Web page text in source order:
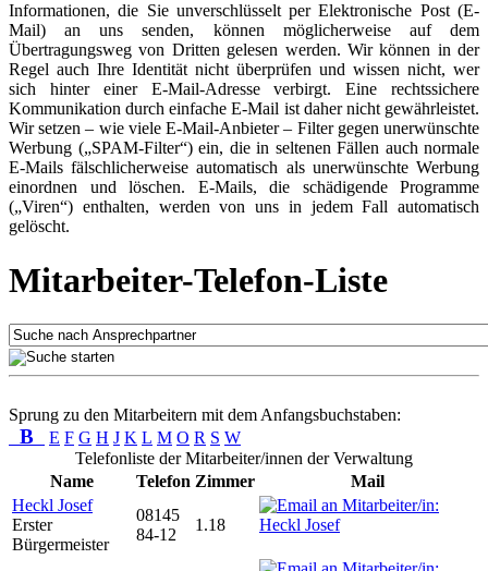
Informationen, die Sie unverschlüsselt per Elektronische Post (E-
Mail) an uns senden, können möglicherweise auf dem
Übertragungsweg von Dritten gelesen werden. Wir können in der
Regel auch Ihre Identität nicht überprüfen und wissen nicht, wer
sich hinter einer E-Mail-Adresse verbirgt. Eine rechtssichere
Kommunikation durch einfache E-Mail ist daher nicht gewährleistet.
Wir setzen – wie viele E-Mail-Anbieter – Filter gegen unerwünschte
Werbung („SPAM-Filter“) ein, die in seltenen Fällen auch normale
E-Mails fälschlicherweise automatisch als unerwünschte Werbung
einordnen und löschen. E-Mails, die schädigende Programme
(„Viren“) enthalten, werden von uns in jedem Fall automatisch
gelöscht.
Mitarbeiter-Telefon-Liste
Sprung zu den Mitarbeitern mit dem Anfangsbuchstaben:
B E F G H J K L M O R S W
Telefonliste der Mitarbeiter/innen der Verwaltung
Name
Telefon Zimmer
Mail
Heckl Josef
Erster
Bürgermeister
08145
84-12
1.18